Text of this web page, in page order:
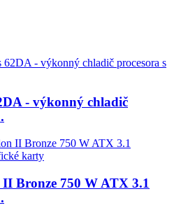
- výkonný chladič
Bronze 750 W ATX 3.1